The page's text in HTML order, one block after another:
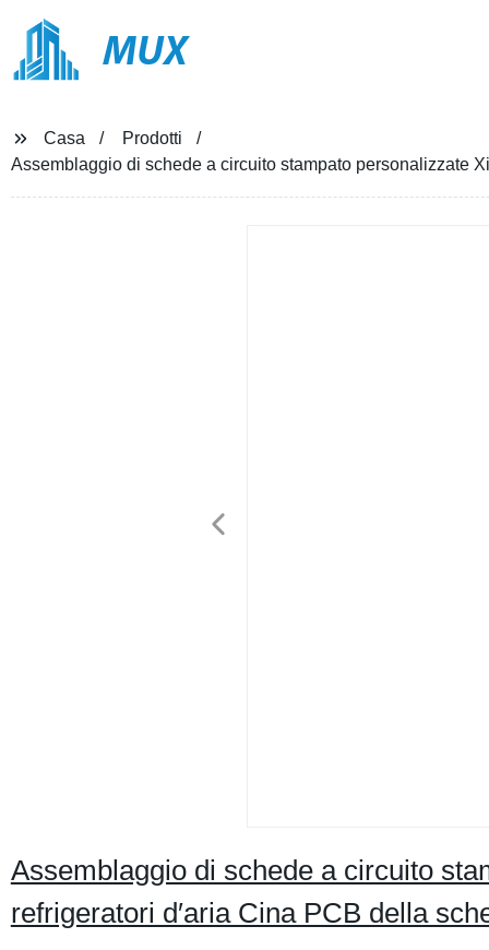
MUX
Casa
Prodotti
Assemblaggio di schede a circuito stampato personalizzate
Assemblaggio di schede a circuito
refrigeratori d′aria Cina PCB della